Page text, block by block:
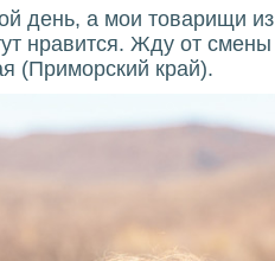
день, а мои товарищи
нравится. Жду от
(Приморский край).